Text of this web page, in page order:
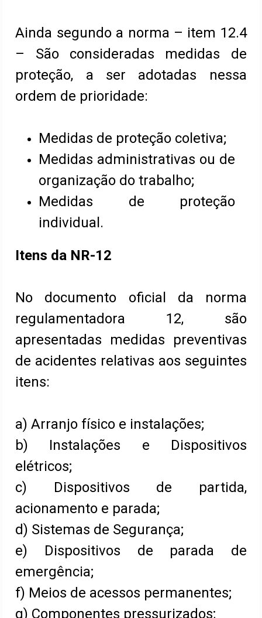
Ainda segundo a norma – item 12.4
– São consideradas medidas de
proteção, a ser adotadas nessa
ordem de prioridade:
Medidas de proteção coletiva;
Medidas administrativas ou de
organização do trabalho;
Medidas de proteção
individual.
Itens da NR-12
No documento oficial da norma
regulamentadora 12, são
apresentadas medidas preventivas
de acidentes relativas aos seguintes
itens:
a) Arranjo físico e instalações;
b) Instalações e Dispositivos
elétricos;
c) Dispositivos de partida,
acionamento e parada;
d) Sistemas de Segurança;
e) Dispositivos de parada de
emergência;
f) Meios de acessos permanentes;
g) Componentes pressurizados;